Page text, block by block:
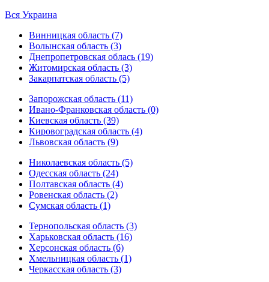
Вся Украина
Винницкая область (7)
Волынская область (3)
Днепропетровская облась (19)
Житомирская область (3)
Закарпатская область (5)
Запорожская область (11)
Ивано-Франковская область (0)
Киевская область (39)
Кировоградская область (4)
Львовская область (9)
Николаевская область (5)
Одесская область (24)
Полтавская область (4)
Ровенская область (2)
Сумская область (1)
Тернопольская область (3)
Харьковская область (16)
Херсонская область (6)
Хмельницкая область (1)
Черкасская область (3)